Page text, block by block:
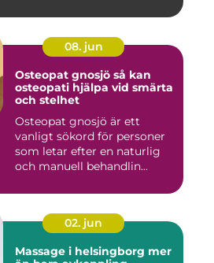
08. jun
Osteopat gnosjö så kan
osteopati hjälpa vid smärta
och stelhet
Osteopat gnosjö är ett
vanligt sökord för personer
som letar efter en naturlig
och manuell behandlin...
02. jun
Massage i helsingborg mer